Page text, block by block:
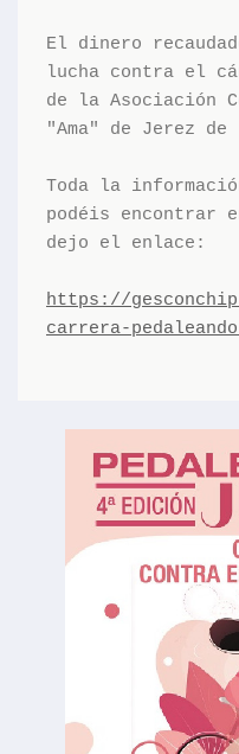
El dinero
lucha contra el
de la Asociación
"Ama" de Jerez
Toda la
podéis encontrar
dejo el enlace:
https://
carrera-